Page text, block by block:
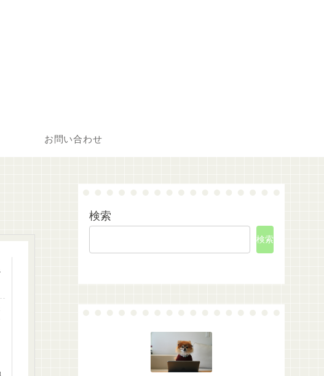
お問い合わせ
検索
検索